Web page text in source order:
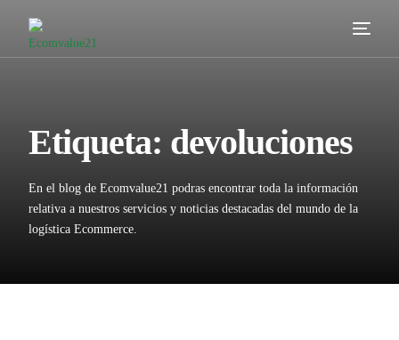
Etiqueta: devoluciones
En el blog de Ecomvalue21 podras encontrar toda la información
relativa a nuestros servicios y noticias destacadas del mundo de la
logística Ecommerce.
Valor añadido
Clientes